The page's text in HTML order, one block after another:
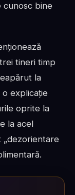
bine
tineri timp
la
o explicație
oprite la
la acel
„dezorientare